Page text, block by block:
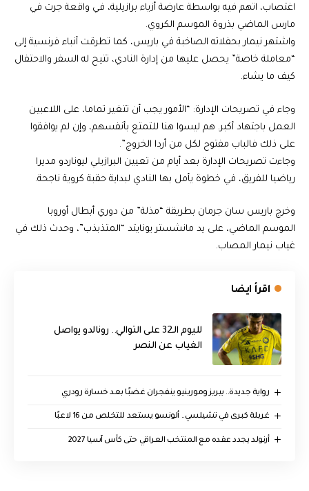
اغتصاب، اتهم فيه بواسطة عارضة أزياء برازيلية، في واقعة جرت في
مارس الماضي بذروة الموسم الكروي.
واشتهر نيمار بحفلاته الصاخبة في باريس، كما تطرقت أنباء فرنسية إلى
“معاملة خاصة” يحصل عليها من إدارة النادي، تتيح له السفر والاحتفال
كيف ما يشاء.
وجاء في تصريحات الإدارة: “الأمور يجب أن تتغير تماما، على اللاعبين
العمل باجتهاد أكبر. هم ليسوا هنا للتمتع بأنفسهم، وإن لم يوافقوا
على ذلك فالباب مفتوح لكل من أردا الخروج”.
وجاءت تصريحات الإدارة بعد أيام من تعيين البرازيلي ليوناردو مديرا
رياضيا للفريق، في خطوة يأمل بها النادي لبداية حقبة كروية ناجحة.
وخرج باريس سان جرمان بطريقة “مذلة” من دوري أبطال أوروبا
الموسم الماضي، على يد مانشستر يونايتد “المتذبذب”، وحدث ذلك في
غياب نيمار المصاب.
اقرأ ايضا
لليوم الـ32 على التوالي.. رونالدو يواصل
الغياب عن النصر
رواية جديدة.. بيريز ومورينيو ينفجران غضبًا بعد خسارة رودري
غربلة كبرى في تشيلسي.. ألونسو يستعد للتخلص من 16 لاعبًا
أرنولد يجدد عقده مع المنتخب العراقي حتى كأس آسيا 2027